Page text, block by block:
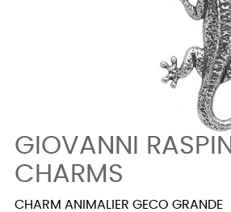
GIOVANNI RASPINI
CHARMS
CHARM ANIMALIER GECO GRANDE